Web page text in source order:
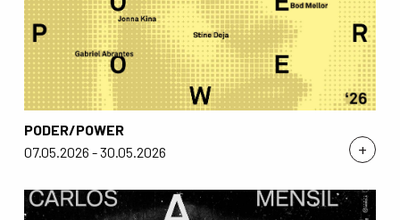
+
PODER/POWER
07.05.2026 - 30.05.2026